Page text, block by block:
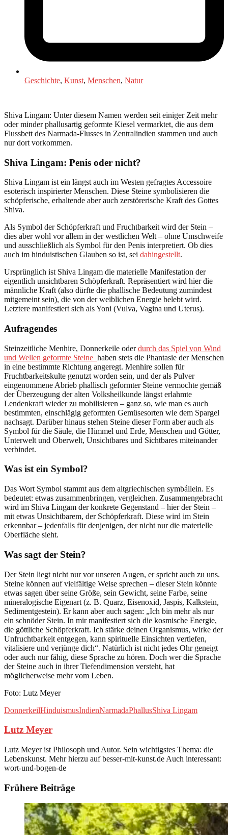
Geschichte, Kunst, Menschen, Natur
Shiva Lingam: Unter diesem Namen werden seit einiger Zeit mehr
oder minder phallusartig geformte Kiesel vermarktet, die aus dem
Flussbett des Narmada-Flusses in Zentralindien stammen und auch
nur dort vorkommen.
Shiva Lingam: Penis oder nicht?
Shiva Lingam ist ein längst auch im Westen gefragtes Accessoire
esoterisch inspirierter Menschen. Diese Steine symbolisieren die
schöpferische, erhaltende aber auch zerstörerische Kraft des Gottes
Shiva.
Als Symbol der Schöpferkraft und Fruchtbarkeit wird der Stein –
dies aber wohl vor allem in der westlichen Welt – ohne Umschweife
und ausschließlich als Symbol für den Penis interpretiert. Ob dies
auch im hinduistischen Glauben so ist, sei dahingestellt.
Ursprünglich ist Shiva Lingam die materielle Manifestation der
eigentlich unsichtbaren Schöpferkraft. Repräsentiert wird hier die
männliche Kraft (also dürfte die phallische Bedeutung zumindest
mitgemeint sein), die von der weiblichen Energie belebt wird.
Letztere manifestiert sich als Yoni (Vulva, Vagina und Uterus).
Aufragendes
Steinzeitliche Menhire, Donnerkeile oderdurch das Spiel von Wind
und Wellen geformte Steine haben stets die Phantasie der Menschen
in eine bestimmte Richtung angeregt. Menhire sollen für
Fruchtbarkeitskulte genutzt worden sein, und der als Pulver
eingenommene Abrieb phallisch geformter Steine vermochte gemäß
der Überzeugung der alten Volksheilkunde längst erlahmte
Lendenkraft wieder zu mobilisieren – ganz so, wie man es auch
bestimmten, einschlägig geformten Gemüsesorten wie dem Spargel
nachsagt. Darüber hinaus stehen Steine dieser Form aber auch als
Symbol für die Säule, die Himmel und Erde, Menschen und Götter,
Unterwelt und Oberwelt, Unsichtbares und Sichtbares miteinander
verbindet.
Was ist ein Symbol?
Das Wort Symbol stammt aus dem altgriechischen symbállein. Es
bedeutet: etwas zusammenbringen, vergleichen. Zusammengebracht
wird im Shiva Lingam der konkrete Gegenstand – hier der Stein –
mit etwas Unsichtbarem, der Schöpferkraft. Diese wird im Stein
erkennbar – jedenfalls für denjenigen, der nicht nur die materielle
Oberfläche sieht.
Was sagt der Stein?
Der Stein liegt nicht nur vor unseren Augen, er spricht auch zu uns.
Steine können auf vielfältige Weise sprechen – dieser Stein könnte
etwas sagen über seine Größe, sein Gewicht, seine Farbe, seine
mineralogische Eigenart (z. B. Quarz, Eisenoxid, Jaspis, Kalkstein,
Sedimentgestein). Er kann aber auch sagen: „Ich bin mehr als nur
ein schnöder Stein. In mir manifestiert sich die kosmische Energie,
die göttliche Schöpferkraft. Ich stärke deinen Organismus, wirke der
Unfruchtbarkeit entgegen, kann spirituelle Einsichten vertiefen,
vitalisiere und verjünge dich“. Natürlich ist nicht jedes Ohr geneigt
oder auch nur fähig, diese Sprache zu hören. Doch wer die Sprache
der Steine auch in ihrer Tiefendimension versteht, hat
möglicherweise mehr vom Leben.
Foto: Lutz Meyer
DonnerkeilHinduismusIndienNarmadaPhallusShiva Lingam
Lutz Meyer
Lutz Meyer ist Philosoph und Autor. Sein wichtigstes Thema: die
Lebenskunst. Mehr hierzu auf besser-mit-kunst.de Auch interessant:
wort-und-bogen-de
Frühere Beiträge